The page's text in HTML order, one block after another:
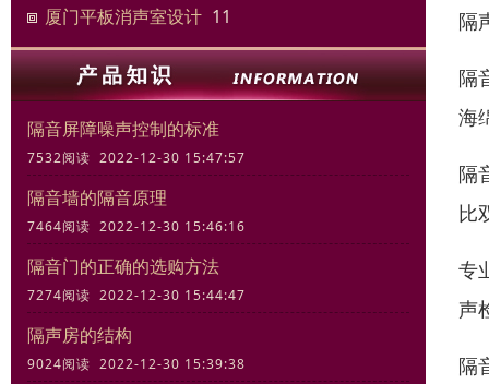
厦门平板消声室设计 11
隔音屏障噪声控制的标准
7532阅读 2022-12-30 15:47:57
隔音墙的隔音原理
7464阅读 2022-12-30 15:46:16
隔音门的正确的选购方法
7274阅读 2022-12-30 15:44:47
隔声房的结构
9024阅读 2022-12-30 15:39:38
隔
隔
海
隔
比
专
声
隔